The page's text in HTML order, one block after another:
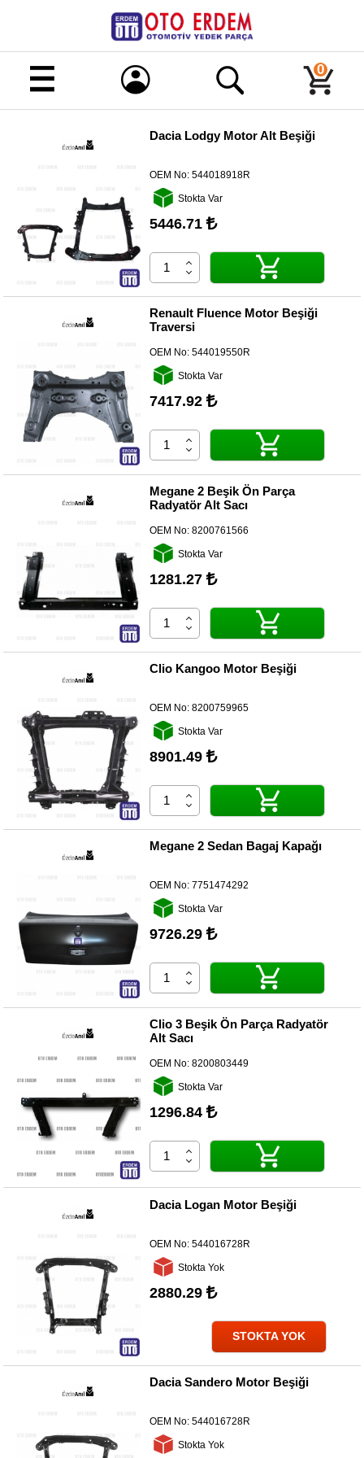
Merhaba!
Giriş
Kayıt
Tüm
Ürünler
Renault
Yedek
Parça
Parça
DACIA
Yedek
Parça
JEEP
Yedek
Parça
TOGG
Yedek
Parça
Standı
Ampül
Çeşitleri
Yedekleri
Sanroof
Diğer
Markalar
Motor
Yağları
0
Dacia Lodgy Motor Alt Beşiği
OEM No:544018918R
Stokta Var
5446.71
Renault Fluence Motor Beşiği
Traversi
OEM No:544019550R
Stokta Var
7417.92
Megane 2 Beşik Ön Parça
Radyatör Alt Sacı
OEM No:8200761566
Stokta Var
1281.27
Clio Kangoo Motor Beşiği
OEM No:8200759965
Stokta Var
8901.49
Megane 2 Sedan Bagaj Kapağı
OEM No:7751474292
Stokta Var
9726.29
Clio 3 Beşik Ön Parça Radyatör
Alt Sacı
OEM No:8200803449
Stokta Var
1296.84
Dacia Logan Motor Beşiği
OEM No:544016728R
Stokta Yok
2880.29
STOKTA YOK
Dacia Sandero Motor Beşiği
OEM No:544016728R
Stokta Yok